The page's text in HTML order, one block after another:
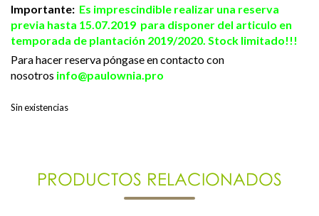
Importante: Es imprescindible realizar una reserva
previa hasta 15.07.2019 para disponer del articulo en
temporada de plantación 2019/2020. Stock limitado!!!
Para hacer reserva póngase en contacto con
nosotros info@paulownia.pro
Sin existencias
PRODUCTOS RELACIONADOS